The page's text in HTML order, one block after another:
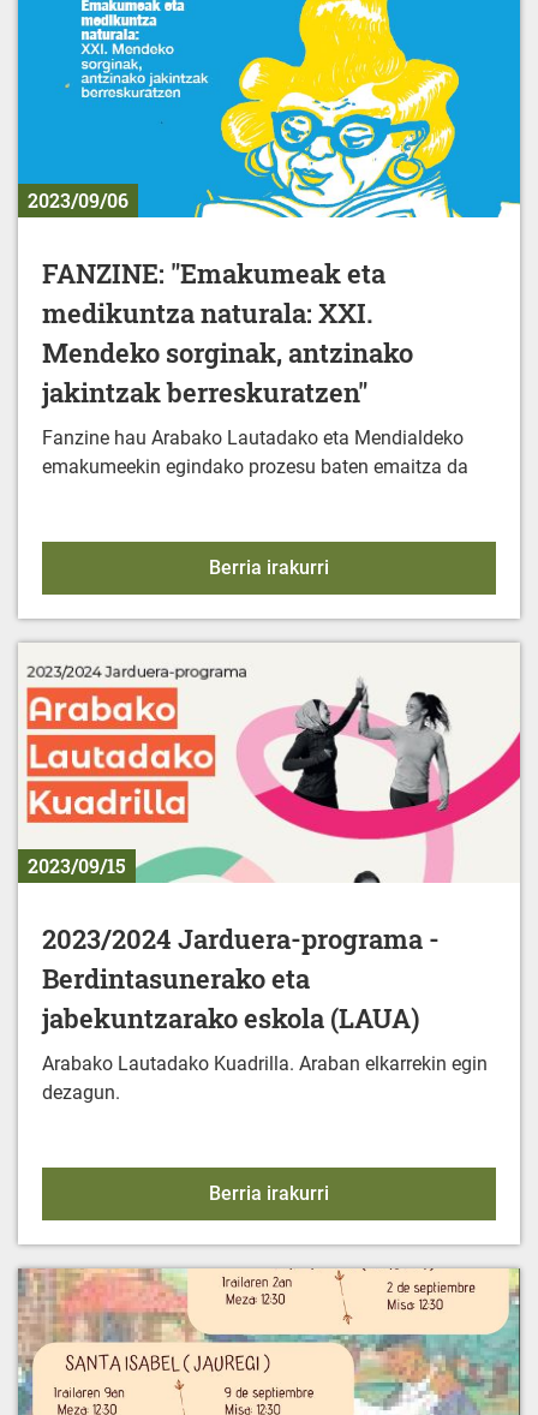
2023/09/06
FANZINE: "Emakumeak eta
medikuntza naturala: XXI.
Mendeko sorginak, antzinako
jakintzak berreskuratzen"
Fanzine hau Arabako Lautadako eta Mendialdeko
emakumeekin egindako prozesu baten emaitza da
Berria irakurri
2023/09/15
2023/2024 Jarduera-programa -
Berdintasunerako eta
jabekuntzarako eskola (LAUA)
Arabako Lautadako Kuadrilla. Araban elkarrekin egin
dezagun.
Berria irakurri